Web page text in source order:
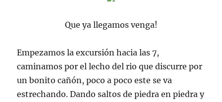
Que ya llegamos venga!
Empezamos laexcursión hacia las 7,
caminamos por el lecho delrio que discurre por
un bonitocañón , poco a poco este se va
estrechando. Dando saltos de piedra en piedra y